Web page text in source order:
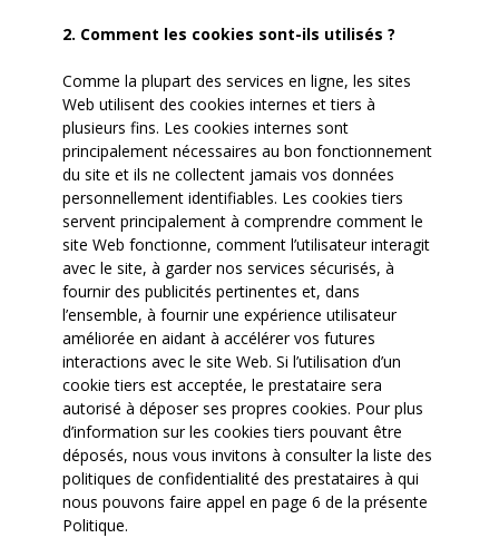
2. Comment les cookies sont-ils utilisés ?
Comme la plupart des services en ligne, les sites
Web utilisent des cookies internes et tiers à
plusieurs fins. Les cookies internes sont
principalement nécessaires au bon fonctionnement
du site et ils ne collectent jamais vos données
personnellement identifiables. Les cookies tiers
servent principalement à comprendre comment le
site Web fonctionne, comment l’utilisateur interagit
avec le site, à garder nos services sécurisés, à
fournir des publicités pertinentes et, dans
l’ensemble, à fournir une expérience utilisateur
améliorée en aidant à accélérer vos futures
interactions avec le site Web. Si l’utilisation d’un
cookie tiers est acceptée, le prestataire sera
autorisé à déposer ses propres cookies. Pour plus
d’information sur les cookies tiers pouvant être
déposés, nous vous invitons à consulter la liste des
politiques de confidentialité des prestataires à qui
nous pouvons faire appel en page 6 de la présente
Politique.